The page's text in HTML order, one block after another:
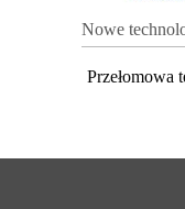
Nowe
Przełomowa